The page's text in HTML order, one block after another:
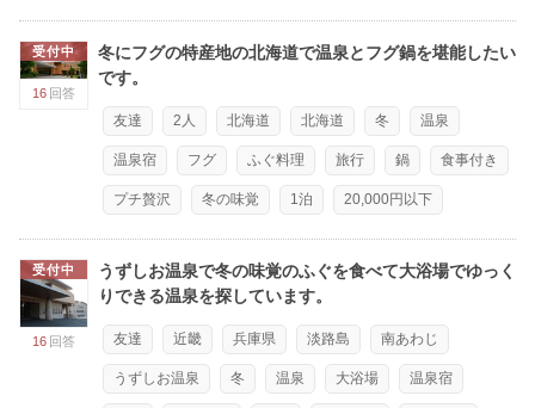
受付中
16 回答
冬にフグの特産地の北海道で温泉とフグ鍋を堪能したい
です。
友達 2人 北海道 北海道 冬 温泉
温泉宿 フグ ふぐ料理 旅行 鍋 食事付き
プチ贅沢 冬の味覚 1泊 20,000円以下
受付中
16 回答
うずしお温泉で冬の味覚のふぐを食べて大浴場でゆっく
りできる温泉を探しています。
友達 近畿 兵庫県 淡路島 南あわじ
うずしお温泉 冬 温泉 大浴場 温泉宿